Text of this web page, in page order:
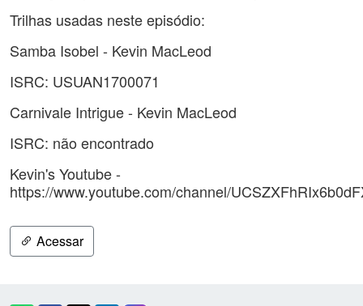
Trilhas usadas neste episódio:
Samba Isobel - Kevin MacLeod
ISRC: USUAN1700071
Carnivale Intrigue - Kevin MacLeod
ISRC: não encontrado
Kevin's Youtube -
https://www.youtube.com/channel/
Acessar